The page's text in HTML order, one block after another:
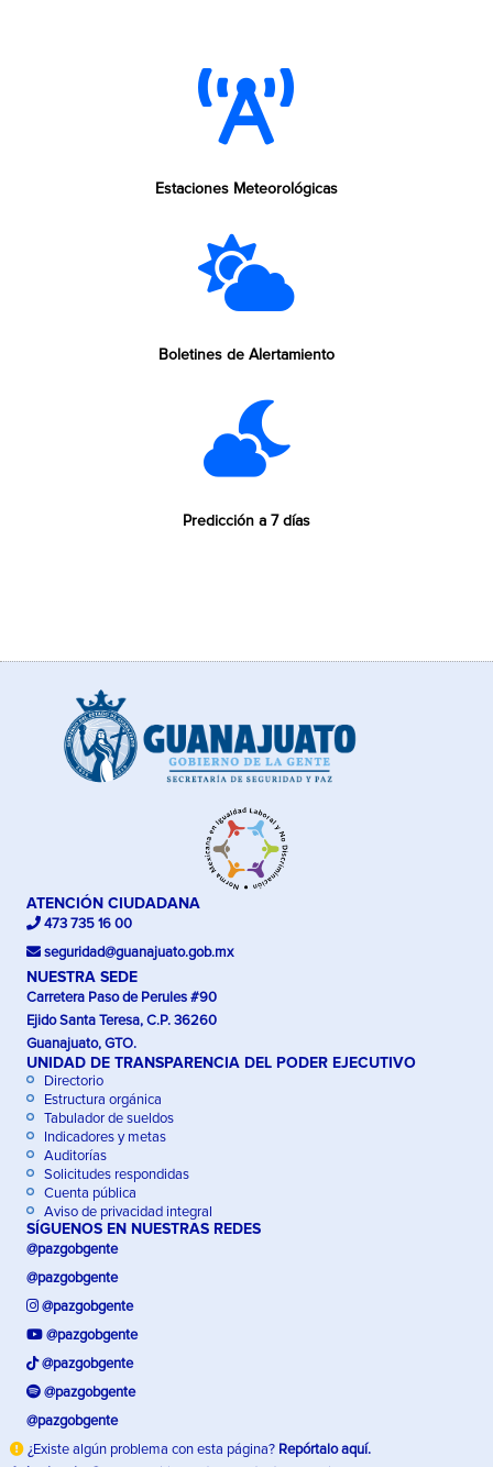
Estaciones Meteorológicas
Boletines de Alertamiento
Predicción a 7 días
ATENCIÓN CIUDADANA
473 735 16 00
seguridad@guanajuato.gob.mx
NUESTRA SEDE
Carretera Paso de Perules #90
Ejido Santa Teresa, C.P. 36260
Guanajuato, GTO.
UNIDAD DE TRANSPARENCIA DEL PODER EJECUTIVO
Directorio
Estructura orgánica
Tabulador de sueldos
Indicadores y metas
Auditorías
Solicitudes respondidas
Cuenta pública
Aviso de privacidad integral
SÍGUENOS EN NUESTRAS REDES
@pazgobgente
@pazgobgente
@pazgobgente
@pazgobgente
@pazgobgente
@pazgobgente
@pazgobgente
¿Existe algún problema con esta página? Repórtalo aquí.